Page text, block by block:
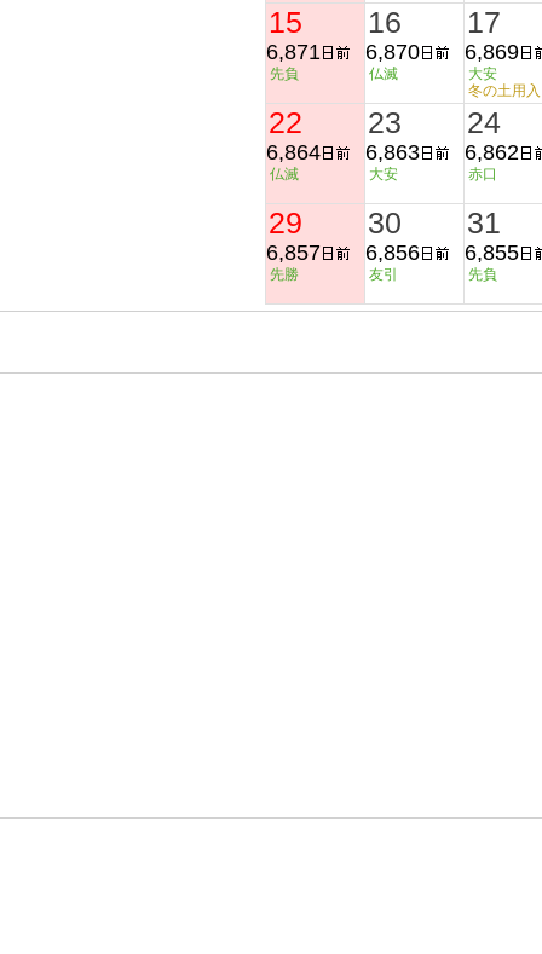
15
6,871
先負
16
6,870
仏滅
17
6,869
大安
冬の土用
22
6,864
仏滅
23
6,863
大安
24
6,862
赤口
29
6,857
先勝
30
6,856
友引
31
6,855
先負